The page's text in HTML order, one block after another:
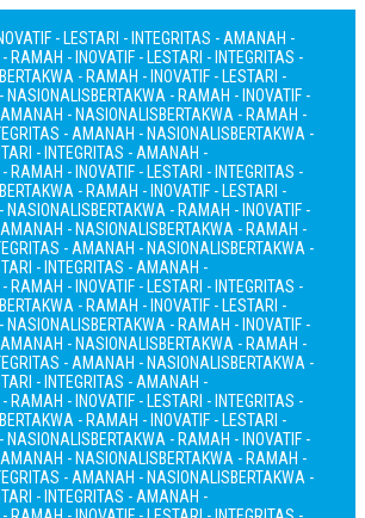
- LESTARI - INTEGRITAS - AMANAH -
- RAMAH - INOVATIF - LESTARI - INTEGRITAS -
BERTAKWA - RAMAH - INOVATIF - LESTARI -
NASIONALISBERTAKWA - RAMAH - INOVATIF -
- NASIONALISBERTAKWA - RAMAH -
- AMANAH - NASIONALISBERTAKWA -
- INTEGRITAS - AMANAH -
- RAMAH - INOVATIF - LESTARI - INTEGRITAS -
BERTAKWA - RAMAH - INOVATIF - LESTARI -
NASIONALISBERTAKWA - RAMAH - INOVATIF -
- NASIONALISBERTAKWA - RAMAH -
- AMANAH - NASIONALISBERTAKWA -
- INTEGRITAS - AMANAH -
- RAMAH - INOVATIF - LESTARI - INTEGRITAS -
BERTAKWA - RAMAH - INOVATIF - LESTARI -
NASIONALISBERTAKWA - RAMAH - INOVATIF -
- NASIONALISBERTAKWA - RAMAH -
- AMANAH - NASIONALISBERTAKWA -
- INTEGRITAS - AMANAH -
- RAMAH - INOVATIF - LESTARI - INTEGRITAS -
BERTAKWA - RAMAH - INOVATIF - LESTARI -
NASIONALISBERTAKWA - RAMAH - INOVATIF -
- NASIONALISBERTAKWA - RAMAH -
- AMANAH - NASIONALISBERTAKWA -
- INTEGRITAS - AMANAH -